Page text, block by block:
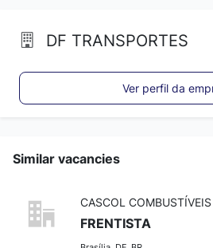
DF TRANSPORTES
Ver perfil da
Similar vacancies
CASCOL COMBUSTÍVEIS
FRENTISTA